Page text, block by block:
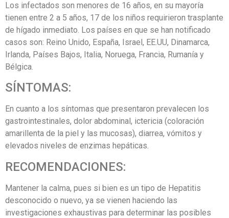
Los infectados son menores de 16 años, en su mayoría
tienen entre 2 a 5 años, 17 de los niños requirieron trasplante
de hígado inmediato. Los países en que se han notificado
casos son: Reino Unido, España, Israel, EE.UU, Dinamarca,
Irlanda, Países Bajos, Italia, Noruega, Francia, Rumanía y
Bélgica.
SÍNTOMAS:
En cuanto a los síntomas que presentaron prevalecen los
gastrointestinales, dolor abdominal, ictericia (coloración
amarillenta de la piel y las mucosas), diarrea, vómitos y
elevados niveles de enzimas hepáticas.
RECOMENDACIONES:
Mantener la calma, pues si bien es un tipo de Hepatitis
desconocido o nuevo, ya se vienen haciendo las
investigaciones exhaustivas para determinar las posibles